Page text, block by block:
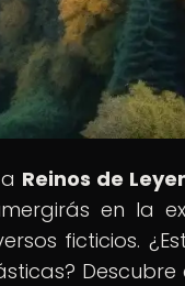
Reinos de
en la
ficticios.